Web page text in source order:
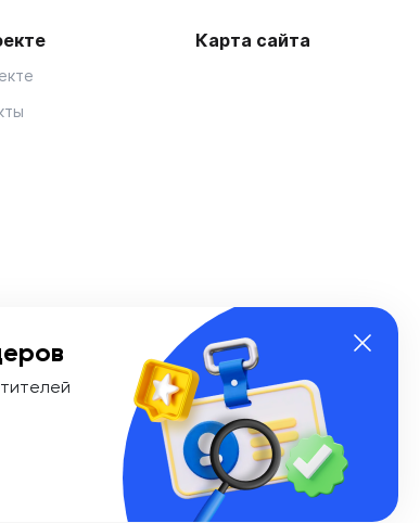
Карта сайта
77-74908 от «25» января 2019 г. Выдано
и массовых коммуникаций